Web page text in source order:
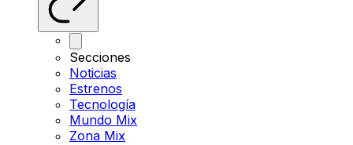
Secciones
Noticias
Estrenos
Tecnología
Mundo Mix
Zona Mix